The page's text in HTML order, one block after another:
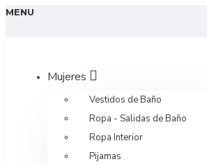
MENU
Mujeres
Vestidos de Baño
Ropa - Salidas de Baño
Ropa Interior
Pijamas